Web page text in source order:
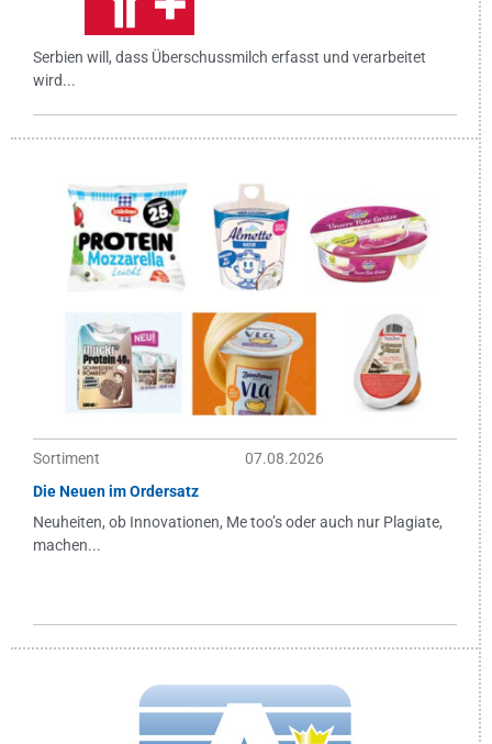
Serbien will, dass Überschussmilch erfasst und verarbeitet
wird...
Sortiment
07.08.2026
Die Neuen im Ordersatz
Neuheiten, ob Innovationen, Me too’s oder auch nur Plagiate,
machen...